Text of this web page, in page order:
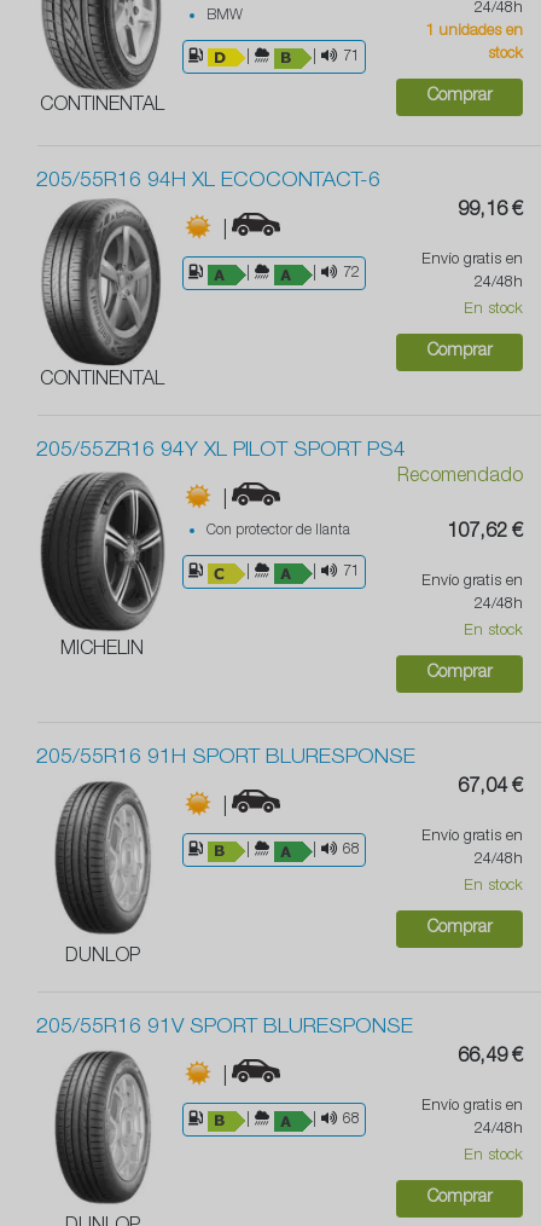
CONTINENTAL
BMW
71
24/48h
1 unidades en
stock
Comprar
205/55R16 94H XL ECOCONTACT-6
CONTINENTAL
|
72
99,16 €
Envío gratis en
24/48h
En stock
Comprar
205/55ZR16 94Y XL PILOT SPORT PS4
MICHELIN
|
Con protector de llanta
71
Recomendado
107,62 €
Envío gratis en
24/48h
En stock
Comprar
205/55R16 91H SPORT BLURESPONSE
DUNLOP
|
68
67,04 €
Envío gratis en
24/48h
En stock
Comprar
205/55R16 91V SPORT BLURESPONSE
|
68
66,49 €
Envío gratis en
24/48h
En stock
Comprar